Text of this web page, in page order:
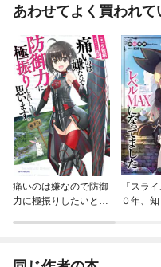
あわせてよく買われて
痛いのは嫌なので防御
力に極振りしたいと思
「スラ
０年、